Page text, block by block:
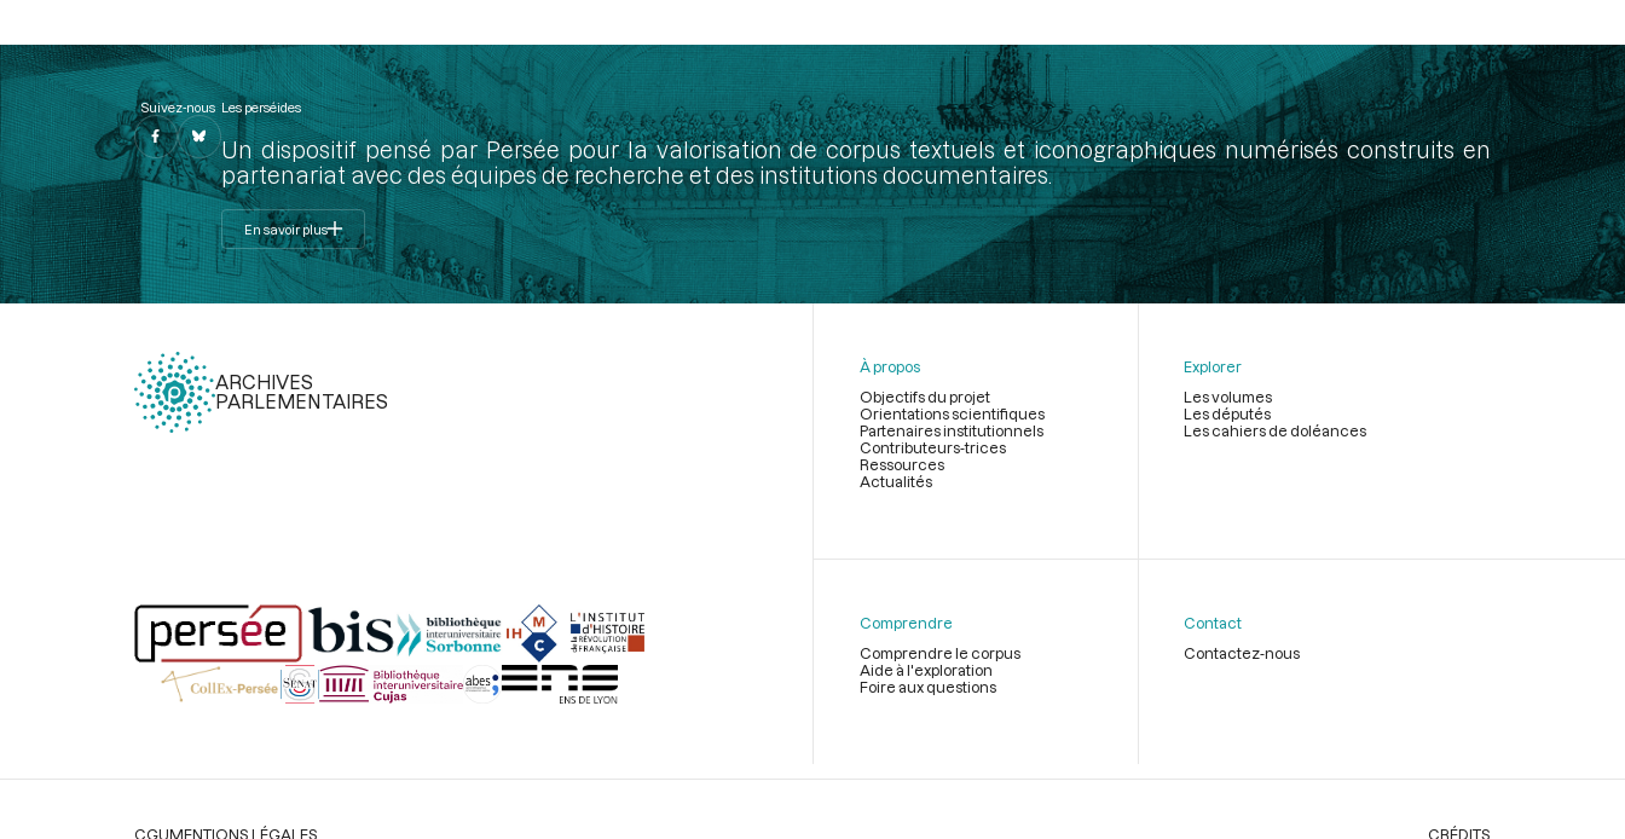
Suivez-nous Les perséides
Un dispositif pensé par Persée pour la valorisation de corpus textuels et iconographiques numérisés construits en
partenariat avec des équipes de recherche et des institutions documentaires.
En savoir plus
ARCHIVES
PARLEMENTAIRES
page
À propos
Objectifs du projet
Orientations scientifiques
Partenaires institutionnels
Contributeurs-trices
Ressources
Actualités
Explorer
Les volumes
Les députés
Les cahiers de doléances
Comprendre
Comprendre le corpus
Aide à l'exploration
Foire aux questions
Contact
Contactez-nous
Légal
CGUMENTIONS LÉGALES CRÉDITS